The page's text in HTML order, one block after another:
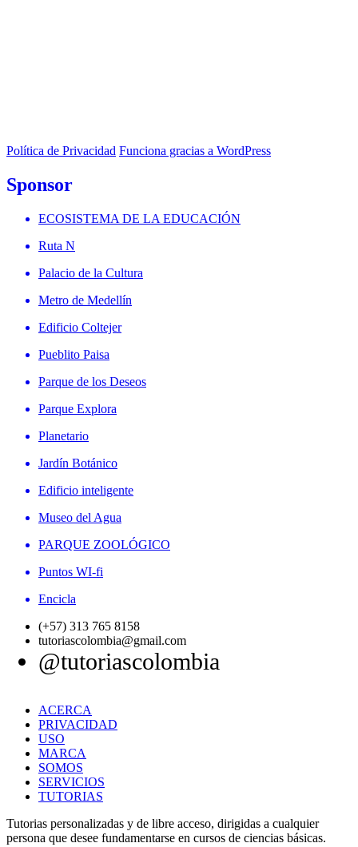
Política de Privacidad Funciona gracias a WordPress
Sponsor
ECOSISTEMA DE LA EDUCACIÓN
Ruta N
Palacio de la Cultura
Metro de Medellín
Edificio Coltejer
Pueblito Paisa
Parque de los Deseos
Parque Explora
Planetario
Jardín Botánico
Edificio inteligente
Museo del Agua
PARQUE ZOOLÓGICO
Puntos WI-fi
Encicla
(+57) 313 765 8158
tutoriascolombia@gmail.com
@tutoriascolombia
ACERCA
PRIVACIDAD
USO
MARCA
SOMOS
SERVICIOS
TUTORIAS
Tutorias personalizadas y de libre acceso, dirigidas a cualquier
persona que desee fundamentarse en cursos de ciencias básicas.